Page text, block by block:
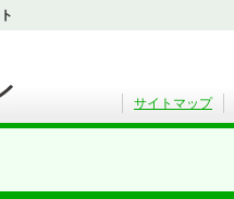
サイトマップ